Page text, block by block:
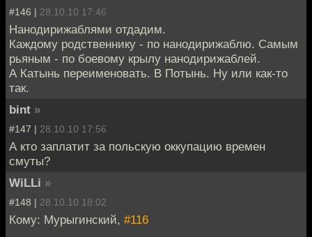
#146 | 28.10.10 17:46
Нанодирижаблями отдадим.
Каждому родственнику - по нанодирижаблю. Самым
рьяным - по боевому крылу нанодирижаблей.
А Катынь переименовать. В Потынь. Ну или как-то
так.
bint »
#147 | 28.10.10 17:56
А кто заплатит за польскую оккупацию времен
смуты?
WiLLi »
#148 | 28.10.10 18:02
Кому: Мурыгинский, #116